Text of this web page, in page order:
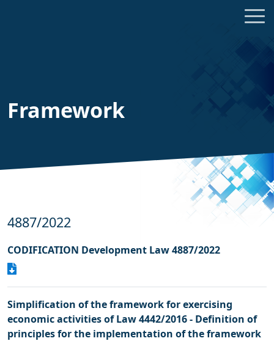
Framework
4887/2022
CODIFICATION Development Law 4887/2022
Simplification of the framework for exercising
economic activities of Law 4442/2016 - Definition of
principles for the implementation of the framework